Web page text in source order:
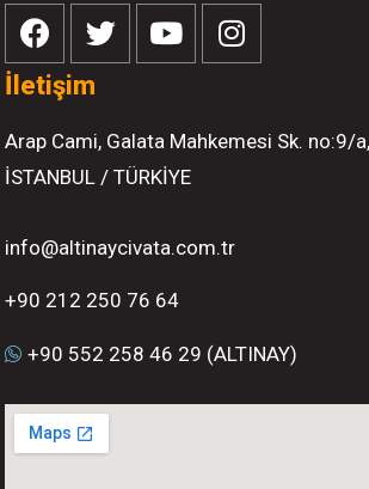
İletişim
Arap Cami, Galata Mahkemesi Sk. no:9/
İSTANBUL / TÜRKİYE
info@altinaycivata.com.tr
+90 212 250 76 64
+90 552 258 46 29 (ALTINAY)